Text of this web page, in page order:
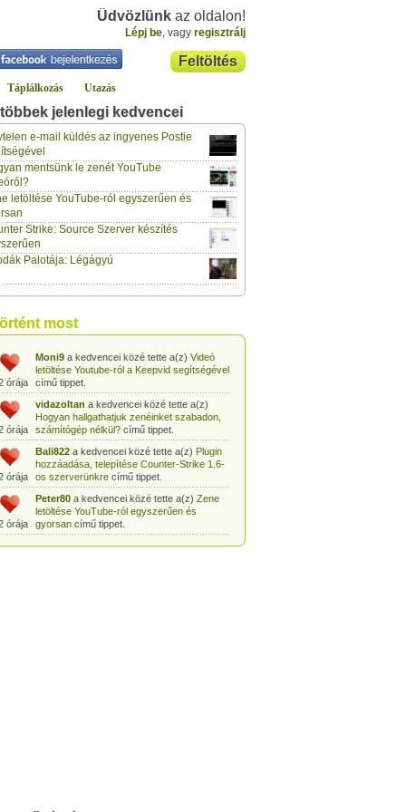
Üdvözlünk az oldalon!
Lépj be, vagy regisztrálj
Feltöltés
Táplálkozás Utazás
jelenlegi kedvencei
e-mail küldés az ingyenes Postie
mentsünk le zenét YouTube
letöltése YouTube-ról egyszerűen és
Strike: Source Szerver készítés
Palotája: Légágyú
most
órája
gabor733a kedvencei közé tette a(z)
Leopárdgekkó-etetés egyszerű csipesszel
című tippet.
órája
gabor733a kedvencei közé tette a(z)
című tippet.
órája
Hogyan készítsünk fűszeres-paradicsomos
pennét?
órája
gabor733a kedvencei közé tette a(z)
hónapos kortólcímű tippet.
órája
Babakonyha - Alma-banán püré készítése
egyszerűencímű tippet.
órája
Moni9a kedvencei közé tette a(z) Videó
letöltése Youtube-ról a Keepvid segítségével
című tippet.
órája
vidazoltan a kedvencei közé tette a(z)
Hogyan hallgathatjuk zenéinket szabadon,
számítógép nélkül?című tippet.
órája
Bali822a kedvencei közé tette a(z) Plugin
hozzáadása, telepítése Counter-Strike 1.6-
os szerverünkrecímű tippet.
órája
Peter80a kedvencei közé tette a(z) Zene
letöltése YouTube-ról egyszerűen és
gyorsancímű tippet.
Heni77a kedvencei közé tette a(z)Counter